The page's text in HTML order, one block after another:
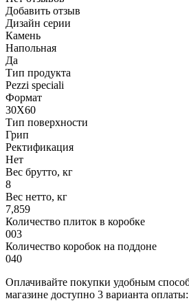
Добавить отзыв
Дизайн серии
Камень
Напольная
Да
Тип продукта
Pezzi speciali
Формат
30X60
Тип поверхности
Грип
Ректификация
Нет
Вес брутто, кг
8
Вес нетто, кг
7,859
Количество плиток в коробке
003
Количество коробок на поддоне
040
Оплачивайте покупки удобным
магазине доступно 3 варианта оплаты: